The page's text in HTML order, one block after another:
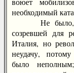
необходимый
Не было,
созревшей для
Италия, но
неудачу,
было